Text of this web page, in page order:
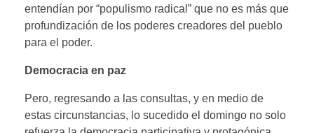
entendían por “populismo radical” que no es más que
profundización de los poderes creadores del pueblo
para el poder.
Democracia en paz
Pero, regresando a las consultas, y en medio de
estas circunstancias, lo sucedido el domingo no solo